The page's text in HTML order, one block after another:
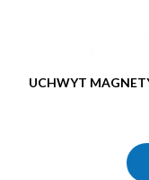
UCHWYT MAGNETYCZNY DO KOŃCÓWEK 1/4″, 100MM,